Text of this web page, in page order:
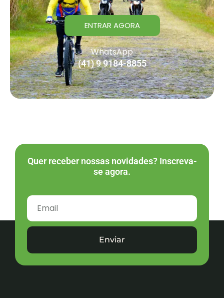
ENTRAR AGORA
WhatsApp
(41) 9 9184-8855
Quer receber nossas novidades? Inscreva-
se agora.
Enviar